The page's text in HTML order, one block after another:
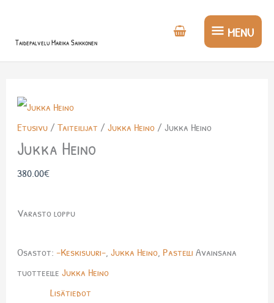
Taidepalvelu Marika Saikkonen
MENU
MENU
Etusivu/ Taiteilijat / Jukka Heino/ Jukka Heino
Jukka Heino
380.00€
Varasto loppu
Osastot: -Keskisuuri-, Jukka Heino, Pastelli Avainsana
tuotteelle Jukka Heino
Lisätiedot